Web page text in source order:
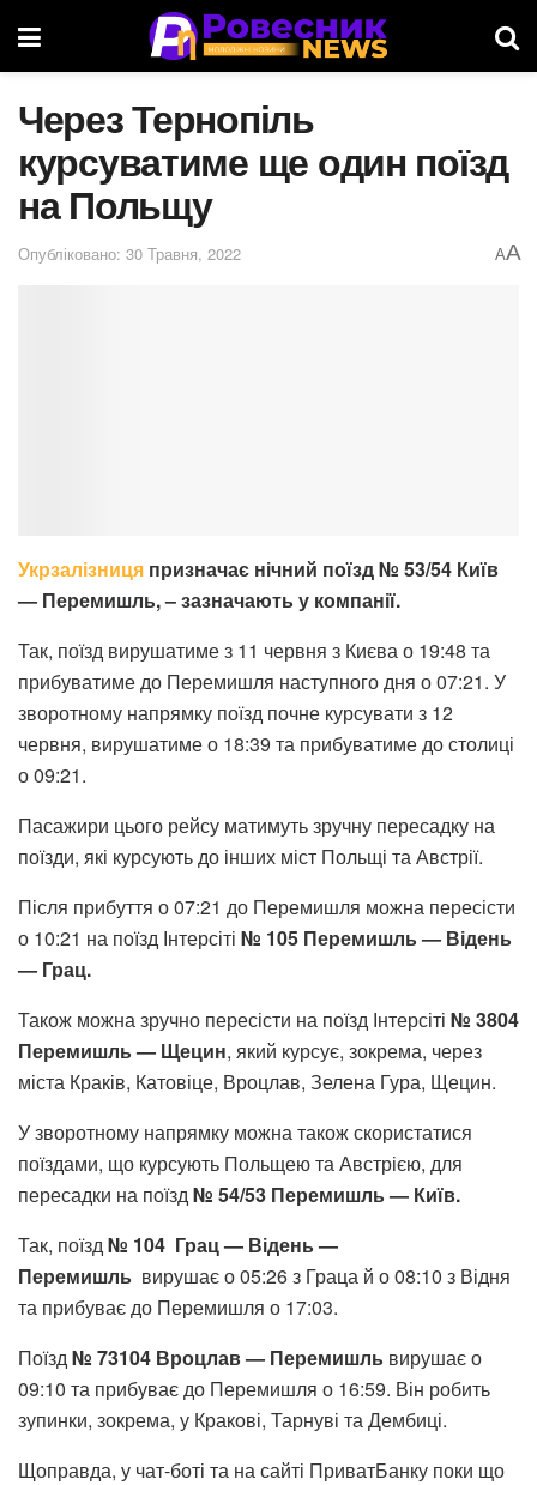
Через Тернопіль
курсуватиме ще один поїзд
на Польщу
Опубліковано: 30 Травня, 2022 AA
Укрзалізниця призначає нічний поїзд № 53/54 Київ
— Перемишль, – зазначають у компанії.
Так, поїзд вирушатиме з 11 червня з Києва о 19:48 та
прибуватиме до Перемишля наступного дня о 07:21. У
зворотному напрямку поїзд почне курсувати з 12
червня, вирушатиме о 18:39 та прибуватиме до столиці
о 09:21.
Пасажири цього рейсу матимуть зручну пересадку на
поїзди, які курсують до інших міст Польщі та Австрії.
Після прибуття о 07:21 до Перемишля можна пересісти
о 10:21 на поїзд Інтерсіті № 105 Перемишль — Відень
— Грац.
Також можна зручно пересісти на поїзд Інтерсіті № 3804
Перемишль — Щецин, який курсує, зокрема, через
міста Краків, Катовіце, Вроцлав, Зелена Гура, Щецин.
У зворотному напрямку можна також скористатися
поїздами, що курсують Польщею та Австрією, для
пересадки на поїзд№ 54/53 Перемишль — Київ.
Так, поїзд№ 104 Грац — Відень —
Перемишль вирушає о 05:26 з Граца й о 08:10 з Відня
та прибуває до Перемишля о 17:03.
Поїзд№ 73104 Вроцлав — Перемишль вирушає о
09:10 та прибуває до Перемишля о 16:59. Він робить
зупинки, зокрема, у Кракові, Тарнуві та Дембиці.
Щоправда, у чат-боті та на сайті ПриватБанку поки що